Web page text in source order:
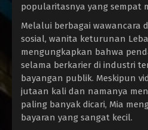
popularitasnya yang sempat
Melalui berbagai wawancara
sosial, wanita keturunan
mengungkapkan bahwa
selama berkarier di industri
bayangan publik. Meskipun
jutaan kali dan namanya
paling banyak dicari, Mia
bayaran yang sangat kecil.